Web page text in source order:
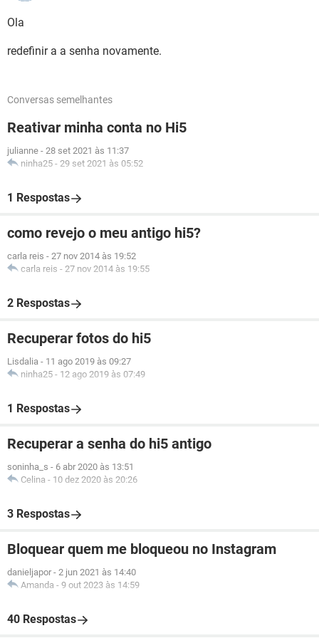
Ola
redefinir a a senha novamente.
Conversas semelhantes
Reativar minha conta no Hi5
julianne - 28 set 2021 às 11:37
ninha25 - 29 set 2021 às 05:52
1 Respostas
como revejo o meu antigo hi5?
carla reis - 27 nov 2014 às 19:52
carla reis - 27 nov 2014 às 19:55
2 Respostas
Recuperar fotos do hi5
Lisdalia - 11 ago 2019 às 09:27
ninha25 - 12 ago 2019 às 07:49
1 Respostas
Recuperar a senha do hi5 antigo
soninha_s - 6 abr 2020 às 13:51
Celina - 10 dez 2020 às 20:26
3 Respostas
Bloquear quem me bloqueou no Instagram
danieljapor - 2 jun 2021 às 14:40
Amanda - 9 out 2023 às 14:59
40 Respostas